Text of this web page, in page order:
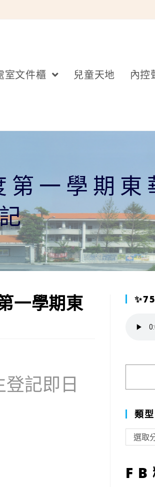
室文件櫃 兒童天地 內控
一學期東
一學期東
記即日
類型
型
選取
FB